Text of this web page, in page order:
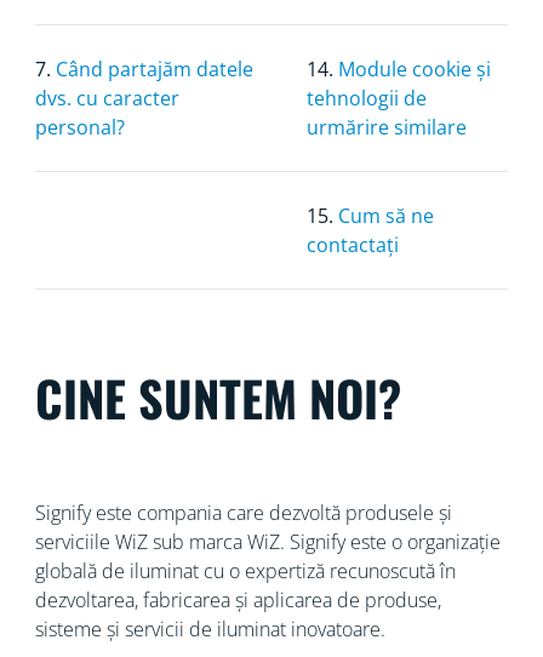
7. Când partajăm datele
dvs. cu caracter
personal?
14. Module cookie și
tehnologii de
urmărire similare
15. Cum să ne
contactați
CINE SUNTEM NOI?
Signify este compania care dezvoltă produsele și
serviciile WiZ sub marca WiZ. Signify este o organizație
globală de iluminat cu o expertiză recunoscută în
dezvoltarea, fabricarea și aplicarea de produse,
sisteme și servicii de iluminat inovatoare.